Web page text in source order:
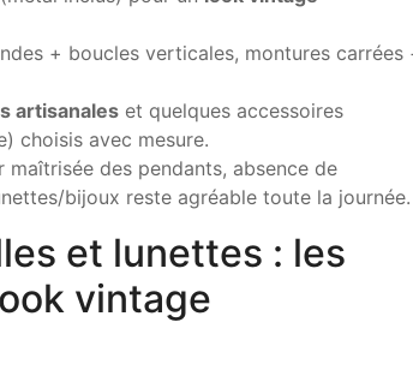
+ boucles verticales, montures carrées
artisanales et quelques accessoires
choisis avec mesure.
des pendants, absence de
bijoux reste agréable toute la journée.
et lunettes : les
vintage